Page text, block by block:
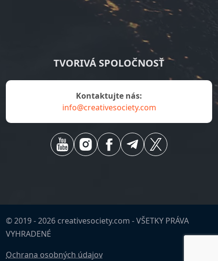
TVORIVÁ SPOLOČNOSŤ
Kontaktujte nás:
info@creativesociety.com
© 2019 -2026 creativesociety.com -VŠETKY PRÁVA
VYHRADENÉ
Ochrana osobných údajov